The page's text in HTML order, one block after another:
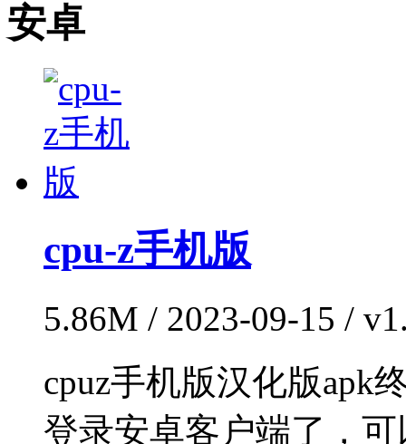
安卓
cpu-z手机版
5.86M / 2023-09-15 /
cpuz手机版汉化版apk
登录安卓客户端了，